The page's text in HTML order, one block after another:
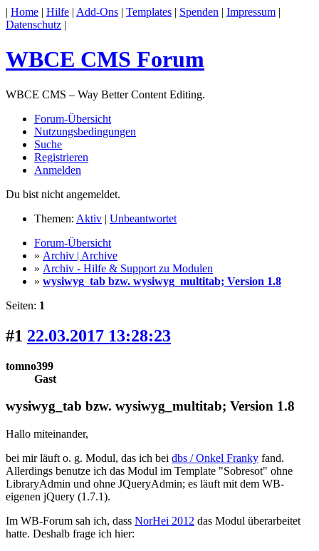
| Home | Hilfe | Add-Ons | Templates | Spenden | Impressum |
Datenschutz |
WBCE CMS Forum
WBCE CMS – Way Better Content Editing.
Forum-Übersicht
Nutzungsbedingungen
Suche
Registrieren
Anmelden
Du bist nicht angemeldet.
Themen: Aktiv | Unbeantwortet
Forum-Übersicht
» Archiv | Archive
» Archiv - Hilfe & Support zu Modulen
» wysiwyg_tab bzw. wysiwyg_multitab; Version 1.8
Seiten: 1
#1 22.03.2017 13:28:23
tomno399
Gast
wysiwyg_tab bzw. wysiwyg_multitab; Version 1.8
Hallo miteinander,
bei mir läuft o. g. Modul, das ich bei dbs / Onkel Franky fand.
Allerdings benutze ich das Modul im Template "Sobresot" ohne
LibraryAdmin und ohne JQueryAdmin; es läuft mit dem WB-
eigenen jQuery (1.7.1).
Im WB-Forum sah ich, dass NorHei 2012 das Modul überarbeitet
hatte. Deshalb frage ich hier: